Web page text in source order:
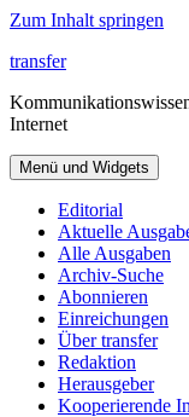
Zum Inhalt springen
transfer
Internet
Menü und Widgets
Editorial
Aktuelle
Alle Ausgaben
Archiv-Suche
Abonnieren
Einreichungen
Über transfer
Redaktion
Herausgeber
Kooperierende